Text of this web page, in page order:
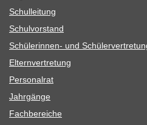
Schul­lei­tung
Schul­vor­stand
Schü­le­rin­nen- und
Eltern­ver­tre­tung
Per­so­nal­rat
Jahr­gänge
Fach­be­rei­che